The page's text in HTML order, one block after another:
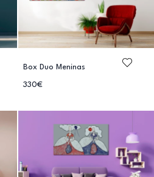
Box Duo Meninas
330€